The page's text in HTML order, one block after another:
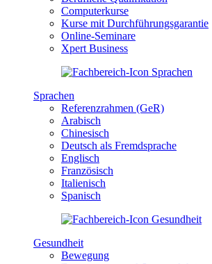
Computerkurse
Kurse mit Durchführungsgarantie
Online-Seminare
Xpert Business
Sprachen
Referenzrahmen (GeR)
Arabisch
Chinesisch
Deutsch als Fremdsprache
Englisch
Französisch
Italienisch
Spanisch
Gesundheit
Bewegung